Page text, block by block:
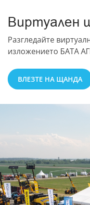
Виртуален
Разгледайте
изложението БАТА
ВЛЕЗТЕ НА ЩАНДА